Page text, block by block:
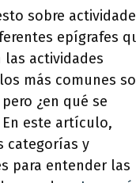
sobre
epígrafes
actividades
más comunes
¿en qué se
este artículo,
categorías y
para entender las